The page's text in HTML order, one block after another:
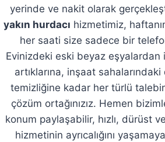
yerinde ve nakit olarak
yakın hurdacı hizmetimiz,
her saati size sadece bir
Evinizdeki eski beyaz
artıklarına, inşaat
temizliğine kadar her türlü
çözüm ortağınızız. Hemen
konum paylaşabilir, hızlı, dürüst
hizmetinin ayrıcalığını